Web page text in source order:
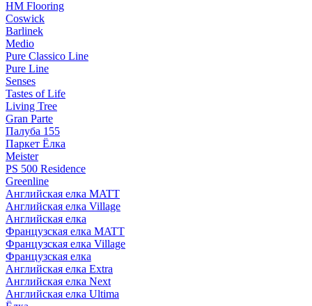
HM Flooring
Coswick
Barlinek
Medio
Pure Classico Line
Pure Line
Senses
Tastes of Life
Living Tree
Gran Parte
Палуба 155
Паркет Ёлка
Meister
PS 500 Residence
Greenline
Английская елка MATT
Английская елка Village
Английская елка
Французская елка MATT
Французская елка Village
Французская елка
Английская елка Extra
Английская елка Next
Английская елка Ultima